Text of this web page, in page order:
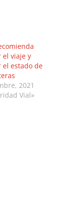
el viaje y
el estado de
2021
Vial»